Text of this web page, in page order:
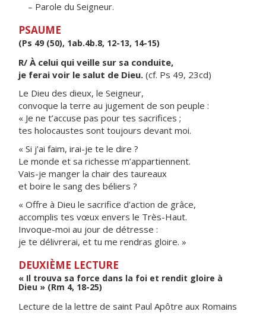
– Parole du Seigneur.
PSAUME
(Ps 49 (50), 1ab.4b.8, 12-13, 14-15)
R/ À celui qui veille sur sa conduite,
je ferai voir le salut de Dieu. (cf. Ps 49, 23cd)
Le Dieu des dieux, le Seigneur,
convoque la terre au jugement de son peuple :
« Je ne t’accuse pas pour tes sacrifices ;
tes holocaustes sont toujours devant moi.
« Si j’ai faim, irai-je te le dire ?
Le monde et sa richesse m’appartiennent.
Vais-je manger la chair des taureaux
et boire le sang des béliers ?
« Offre à Dieu le sacrifice d’action de grâce,
accomplis tes vœux envers le Très-Haut.
Invoque-moi au jour de détresse :
je te délivrerai, et tu me rendras gloire. »
DEUXIÈME LECTURE
« Il trouva sa force dans la foi et rendit gloire à
Dieu » (Rm 4, 18-25)
Lecture de la lettre de saint Paul Apôtre aux Romains